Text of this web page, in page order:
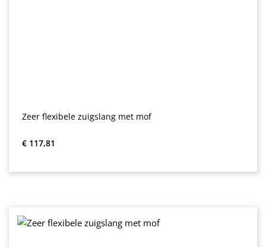
Zeer flexibele zuigslang met mof
Normale prijs:
€ 117,81